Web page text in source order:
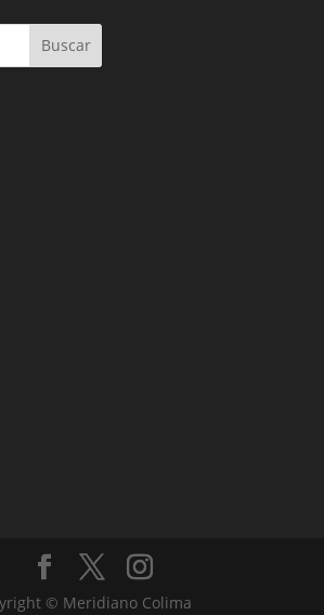
Buscar
© Meridiano Colima